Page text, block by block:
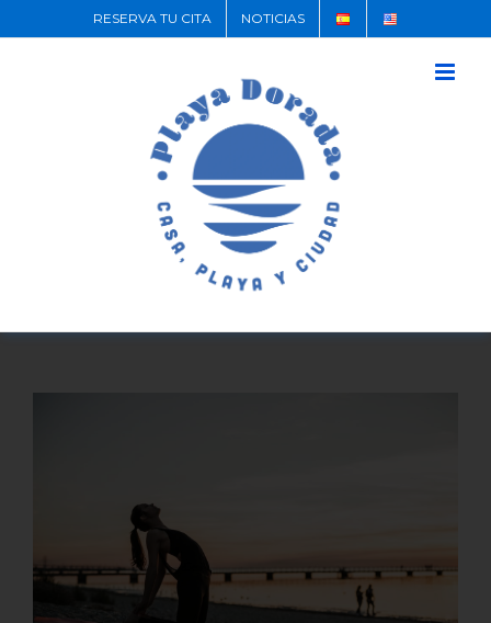
RESERVA TU CITA NOTICIAS